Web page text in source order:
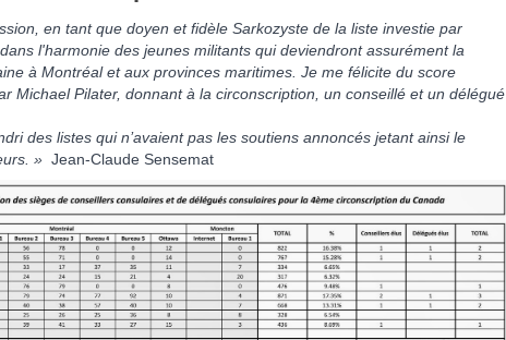
en tant que doyen et fidèle Sarkozyste de la liste investie par
dans l'harmonie des jeunes militants qui deviendront assurément la
ine à Montréal et aux provinces maritimes. Je me félicite du score
Michael Pilater, donnant à la circonscription, un conseillé et un délégué
des listes qui n’avaient pas les soutiens annoncés jetant ainsi le
» Jean-Claude Sensemat